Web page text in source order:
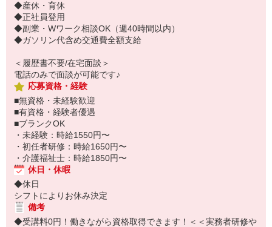
◆産休・育休
◆正社員登用
◆副業・Wワーク相談OK（週40時間以内）
◆ガソリン代含め交通費全額支給
＜履歴書不要/在宅面談＞
電話のみで面談が可能です♪
応募資格・経験
■無資格・未経験歓迎
■有資格・経験者優遇
■ブランクOK
・未経験：時給1550円〜
・初任者研修：時給1650円〜
・介護福祉士：時給1850円〜
休日・休暇
◆休日
シフトによりお休み決定
備考
◆受講料0円！働きながら資格取得できます！＜＜実務者研修や